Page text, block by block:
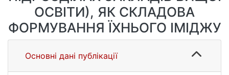
ОСВІТИ), ЯК СКЛАДОВА
ФОРМУВАННЯ ЇХНЬОГО ІМІДЖУ
Основні дані публікації